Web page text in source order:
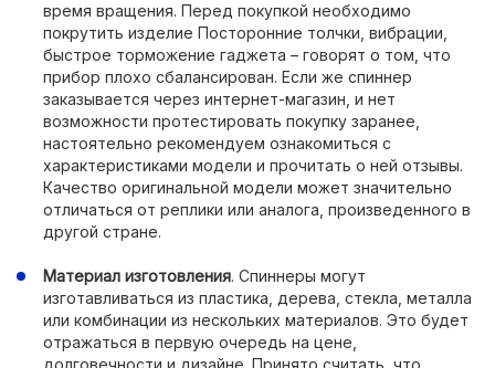
время вращения. Перед покупкой необходимо
покрутить изделие Посторонние толчки, вибрации,
быстрое торможение гаджета – говорят о том, что
прибор плохо сбалансирован. Если же спиннер
заказывается через интернет-магазин, и нет
возможности протестировать покупку заранее,
настоятельно рекомендуем ознакомиться с
характеристиками модели и прочитать о ней отзывы.
Качество оригинальной модели может значительно
отличаться от реплики или аналога, произведенного в
другой стране.
Материал изготовления. Спиннеры могут
изготавливаться из пластика, дерева, стекла, металла
или комбинации из нескольких материалов. Это будет
отражаться в первую очередь на цене,
долговечности и дизайне. Принято считать, что